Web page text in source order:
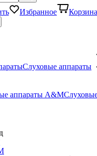
Избранное Корзина
Слуховые аппараты